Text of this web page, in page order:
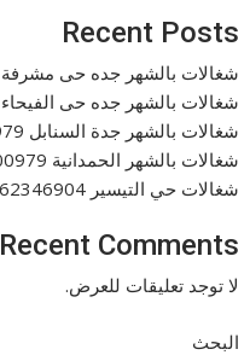
Recent Posts
شغالات بالشهر جده حى مشرفة 0577265649
شغالات بالشهر جده حى الفيحاء 0577265649
شغالات بالشهر جدة السنابل 0571400979
شغالات بالشهر الحمدانية 0571400979
شغالات حي التيسير 0562346904
Recent Comments
لا توجد تعليقات للعرض.
البحث